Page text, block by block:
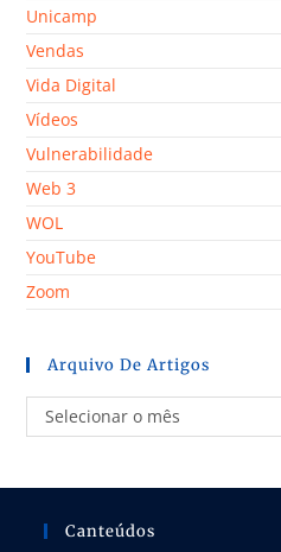
Unicamp
Vendas
Vida Digital
Vídeos
Vulnerabilidade
Web 3
WOL
YouTube
Zoom
Arquivo De Artigos
Selecionar o mês
Canteúdos